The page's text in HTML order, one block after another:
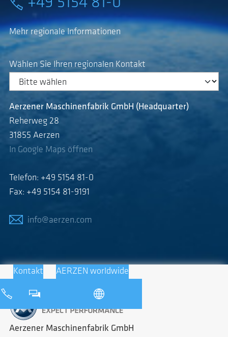
Mehr regionale Informationen
Wählen Sie Ihren regionalen Kontakt
Aerzener Maschinenfabrik GmbH (Headquarter)
Reherweg 28
31855 Aerzen
In Google Maps öffnen
Telefon: +49 5154 81-0
Fax: +49 5154 81-9191
info@aerzen.com
Kontakt AERZEN worldwide
Aerzener Maschinenfabrik GmbH